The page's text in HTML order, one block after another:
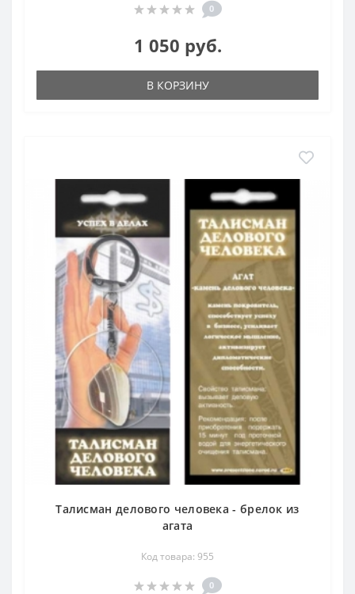
0
1 050 руб.
В КОРЗИНУ
Талисман делового человека - брелок из
агата
Код товара: 955
0